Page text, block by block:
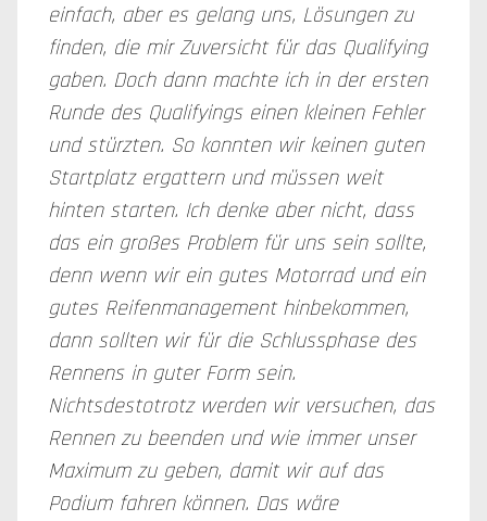
einfach, aber es gelang uns, Lösungen zu
finden, die mir Zuversicht für das Qualifying
gaben. Doch dann machte ich in der ersten
Runde des Qualifyings einen kleinen Fehler
und stürzten. So konnten wir keinen guten
Startplatz ergattern und müssen weit
hinten starten. Ich denke aber nicht, dass
das ein großes Problem für uns sein sollte,
denn wenn wir ein gutes Motorrad und ein
gutes Reifenmanagement hinbekommen,
dann sollten wir für die Schlussphase des
Rennens in guter Form sein.
Nichtsdestotrotz werden wir versuchen, das
Rennen zu beenden und wie immer unser
Maximum zu geben, damit wir auf das
Podium fahren können. Das wäre